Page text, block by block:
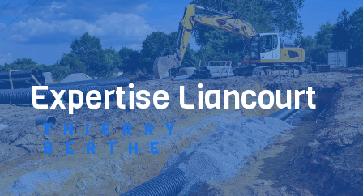
expertise Liancourt
THIERRY
BERTHE